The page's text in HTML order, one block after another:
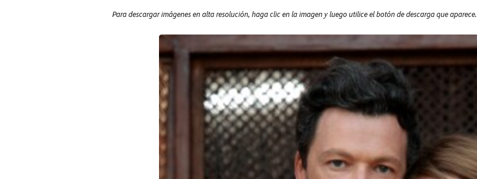
Para descargar imágenes en alta resolución, haga clic en la imagen y luego utilice el botón de descarga que aparece.